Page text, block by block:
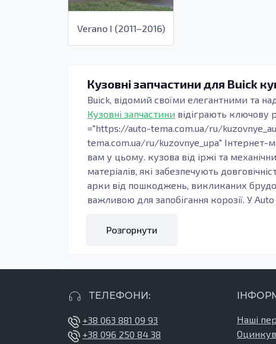
Verano I (2011–2016)
Кузовні запчастини для Buick
Buick, відомий своїми елегантними та
Кузовні запчастини відіграють ключову
="https://auto-tema.com.ua/ru/
tema.com.ua/ru/kuzovnye_upa" Інтернет-
вам у цьому. кузова від іржі та
матеріалів, які забезпечують
арки від пошкоджень, викликаних
важливою для запобігання корозії. У
придбати передні крила для Buick, які
асортименті Auto Tema ви знайдете всі
дотриманням строгих стандартів
Buick від Auto Tema включають усі
функціональність дверей, а й
Розгорнути
ТЕЛЕФОНИ:
+38 063 881 09 93
+38 096 250 84 38
Наші